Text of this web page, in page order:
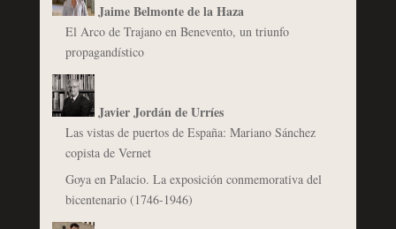
Jaime Belmonte de la Haza
El Arco de Trajano en Benevento, un triunfo
propagandístico
Javier Jordán de Urríes
Las vistas de puertos de España: Mariano Sánchez
copista de Vernet
Goya en Palacio. La exposición conmemorativa del
bicentenario (1746-1946)